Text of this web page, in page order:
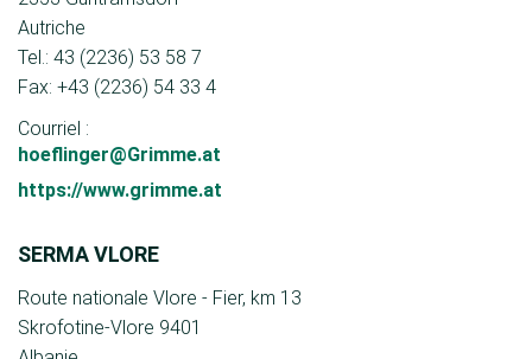
Autriche
Tel.: 43 (2236) 53 58 7
Fax: +43 (2236) 54 33 4
Courriel :
hoeflinger@Grimme.at
https://www.grimme.at
SERMA VLORE
Route nationale Vlore - Fier, km 13
Skrofotine-Vlore 9401